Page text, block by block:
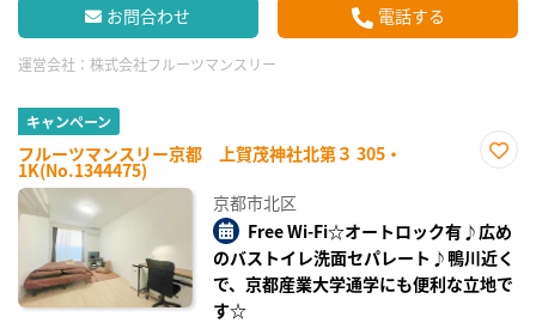
お問合わせ 電話する
運営会社： 株式会社フルーツマンスリー
キャンペーン
フルーツマンスリー京都 上賀茂神社北第３ 305・
1K(No.1344475)
録
京都市北区
Free Wi-Fi☆オートロック有♪広め
のバストイレ洗面セパレート♪鴨川近く
で、京都産業大学通学にも便利な立地で
す☆